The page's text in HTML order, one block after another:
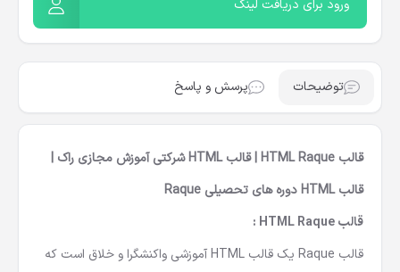
ورود برای دریافت لینک
توضیحات پرسش و پاسخ
قالب HTML Raque | قالب HTML شرکتی آموزش مجازی راک |
قالب HTML دوره های تحصیلی Raque
قالب HTML Raque :